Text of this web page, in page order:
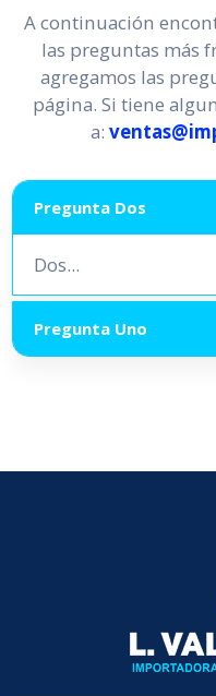
A continuación
las preguntas más
agregamos las
página. Si tiene
a:
Pregunta Dos
Dos...
Pregunta Uno